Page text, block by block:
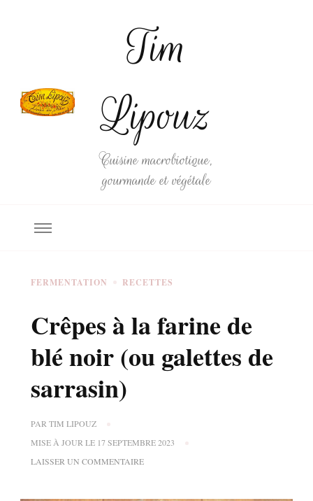
Tim
Lipouz
Cuisine macrobiotique,
gourmande et végétale
FERMENTATION RECETTES
Crêpes à la farine de
blé noir (ou galettes de
sarrasin)
PAR TIM LIPOUZ
MISE À JOUR LE 17 SEPTEMBRE 2023
LAISSER UN COMMENTAIRESUR